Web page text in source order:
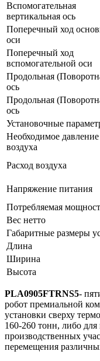
Вспомогательная
вертикальная ось
Поперечный ход
оси
Поперечный ход
вспомогательной оси
Продольная
ось
Продольная
ось
Установочные
Необходимое давление
воздуха
Расход воздуха
Напряжение питания
Потребляемая
Вес нетто
Габаритные размеры
Длина
Ширина
Высота
PLA0905FTRNS5-
робот премиальной
установки сверху
160-260 тонн, либо
производственных
перемещения